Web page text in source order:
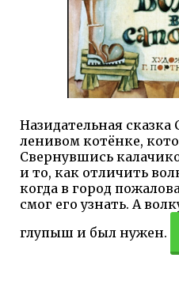
Назидательная
ленивом котёнке,
Свернувшись
и то, как отличить
когда в город
смог его узнать. А
глупыш и был нужен.